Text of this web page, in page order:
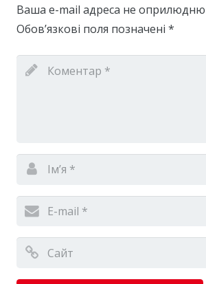
Ваша e-mail адреса не
Обов’язкові поля позначені *